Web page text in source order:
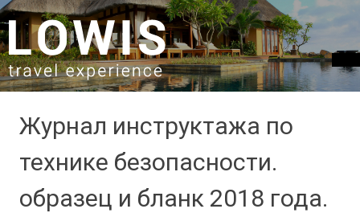
SKIP TO CONTENT
Журнал инструктажа по
технике безопасности.
образец и бланк 2018 года.